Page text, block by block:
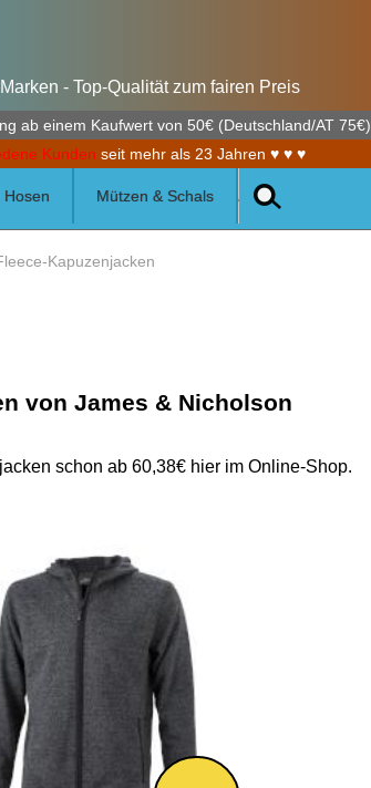
- Top-Qualität zum fairen Preis
ab einem Kaufwert von 50€ (Deutschland/AT 75€)
Kunden seit mehr als 23 Jahren ♥ ♥ ♥
Hosen Mützen & Schals
Kapuzenjacken
von James & Nicholson
schon ab 60,38€ hier im Online-Shop.